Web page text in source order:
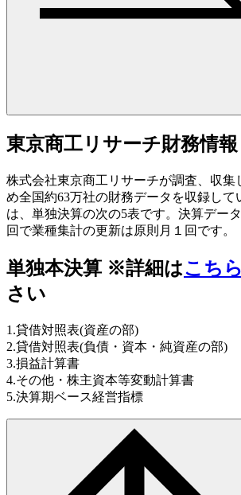
東京商工リサーチ財務情報
株式会社東京商工リサーチが調査、収集
め全国約63万社の財務データを収録して
は、単独決算の次の5表です。決算デー
回で業種集計の更新は原則月１回です。
単独本決算 ※詳細はこちら
さい
1.貸借対照表(資産の部)
2.貸借対照表(負債・資本・純資産の部)
3.損益計算書
4.その他・株主資本等変動計算書
5.決算期ベース経営指標